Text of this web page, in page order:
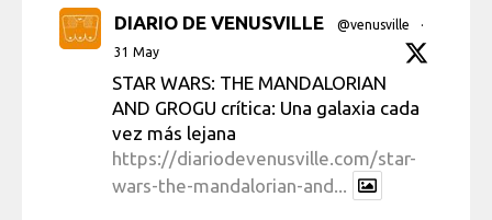
DIARIO DE VENUSVILLE @venusville
·
31 May
STAR WARS: THE MANDALORIAN
AND GROGU crítica: Una galaxia cada
vez más lejana
https://diariodevenusville.com/star-
wars-the-mandalorian-and...